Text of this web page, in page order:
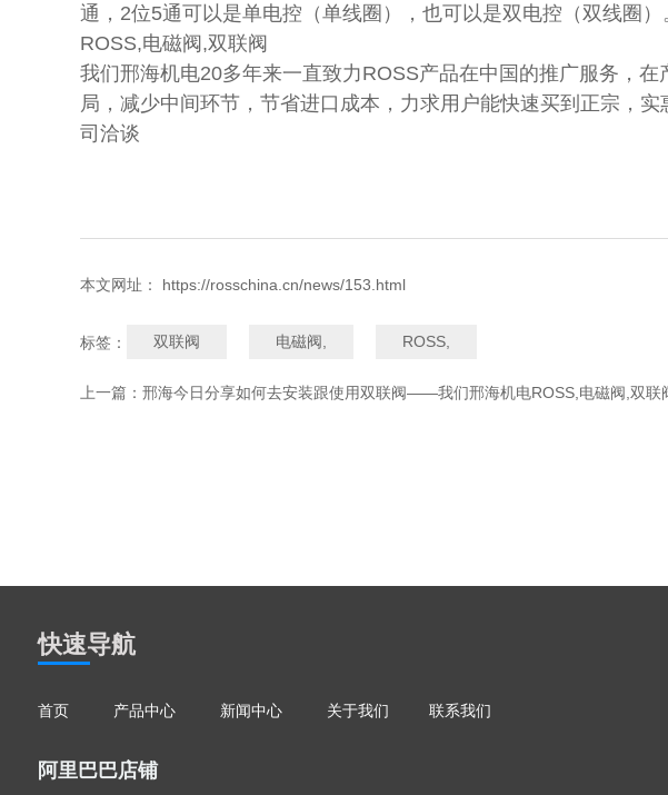
通，2位5通可以是单电控（单线圈），也可以是双电控（双线圈）
ROSS,电磁阀,双联阀
我们邢海机电20多年来一直致力ROSS产品在中国的推广服务，
局，减少中间环节，节省进口成本，力求用户能快速买到正宗，
司洽谈
本文网址： https://rosschina.cn/news/153.html
标签： 双联阀 电磁阀, ROSS,
上一篇： 邢海今日分享如何去安装跟使用双联阀——我们邢海机电ROSS,电磁阀,双联
快速导航
首页 产品中心 新闻中心 关于我们 联系我们
阿里巴巴店铺